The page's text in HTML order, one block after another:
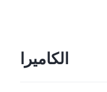
الكاميرا